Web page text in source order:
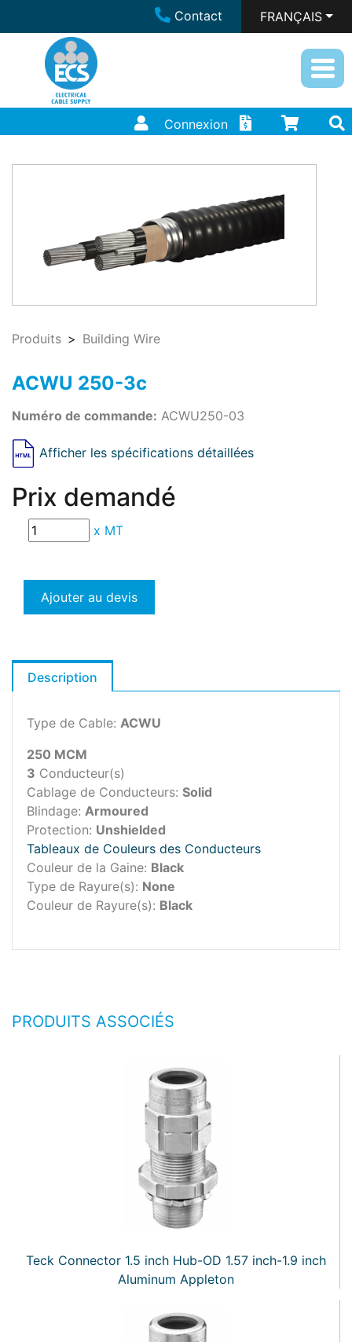
Contact FRANÇAIS
Connexion
Produits Building Wire
ACWU 250-3c
Numéro de commande: ACWU250-03
Afficher les spécifications détaillées
Prix demandé
x MT
Ajouter au devis
Description
Type de Cable: ACWU
250 MCM
3 Conducteur(s)
Cablage de Conducteurs: Solid
Blindage: Armoured
Protection: Unshielded
Tableaux de Couleurs des Conducteurs
Couleur de la Gaine: Black
Type de Rayure(s): None
Couleur de Rayure(s): Black
PRODUITS ASSOCIÉS
Teck Connector 1.5 inch Hub-OD 1.57 inch-1.9 inch
Aluminum Appleton